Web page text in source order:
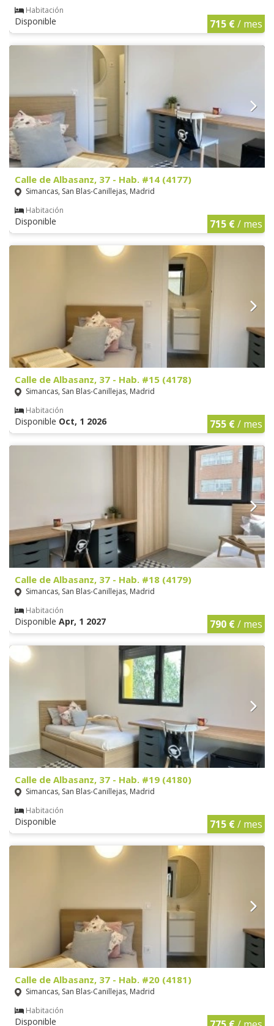
Habitación
Disponible 715 €/ mes
Calle de Albasanz, 37 - Hab. #14 (4177)
Simancas, San Blas-Canillejas, Madrid
Habitación
Disponible 715 €/ mes
Calle de Albasanz, 37 - Hab. #15 (4178)
Simancas, San Blas-Canillejas, Madrid
Habitación
Disponible Oct, 1 2026 755 €/ mes
Calle de Albasanz, 37 - Hab. #18 (4179)
Simancas, San Blas-Canillejas, Madrid
Habitación
Disponible Apr, 1 2027 790 €/ mes
Calle de Albasanz, 37 - Hab. #19 (4180)
Simancas, San Blas-Canillejas, Madrid
Habitación
Disponible 715 €/ mes
Calle de Albasanz, 37 - Hab. #20 (4181)
Simancas, San Blas-Canillejas, Madrid
Habitación
Disponible